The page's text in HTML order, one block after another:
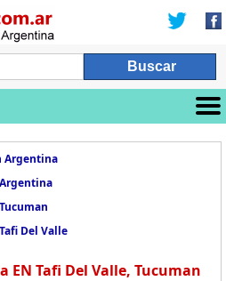
Argentina
Del Valle
EN Tafi Del Valle, Tucuman